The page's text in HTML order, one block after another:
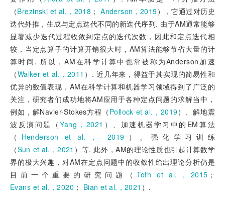
（Brezinski et al.，2018 ；Anderson，2019），它通过对历史
迭代外推，生成与定点迭代不同的新迭代序列. 由于AM通常能够
显著减少迭代过程收敛到定点的迭代次数，因此和定点迭代相
较，当定点算子的计算开销很大时，AM算法能够节省大量的计
算时间. 所以，AM在科学计算中也常被称为Anderson加速
（Walker et al.，2011 ）. 近几年来，得益于其实现的简易性和
优异的数值表现，AM在科学计算和机器学习领域得到了广泛的
关注，研究者们成功地将AM应用于各种定点问题的求解当中，
例如，解Navier-Stokes方程（ Pollock et al.，2019）、解地震
波反演问题（Yang，2021 ）、加速机器学习中的EM算法
（ Henderson et al.， 2019 ）、强化学习训练
（Sun et al.，2021 ）等. 此外，AM的理论性质也引起计算数学
界的极大兴趣，对AM在定点问题中的收敛性给出理论分析仍是
目前一个重要的研究问题（ Toth et al.，2015 ；
Evans et al.，2020 ； Bian et al.，2021 ）.